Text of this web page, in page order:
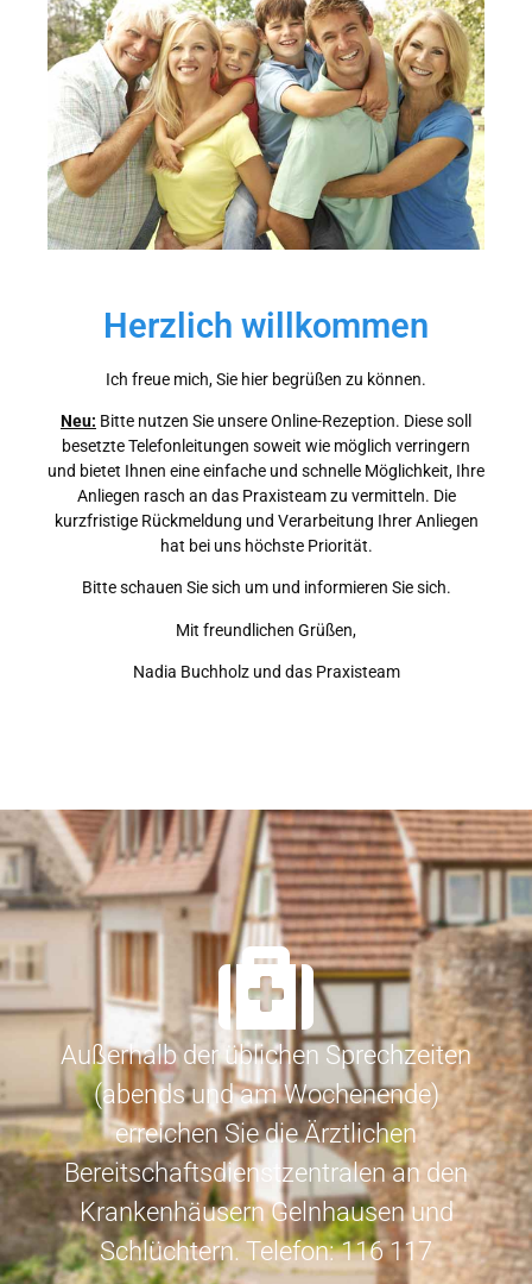
Herzlich willkommen
Ich freue mich, Sie hier begrüßen zu können.
Neu: Bitte nutzen Sie unsere Online-Rezeption. Diese soll
besetzte Telefonleitungen soweit wie möglich verringern
und bietet Ihnen eine einfache und schnelle Möglichkeit, Ihre
Anliegen rasch an das Praxisteam zu vermitteln. Die
kurzfristige Rückmeldung und Verarbeitung Ihrer Anliegen
hat bei uns höchste Priorität.
Bitte schauen Sie sich um und informieren Sie sich.
Mit freundlichen Grüßen,
Nadia Buchholz und das Praxisteam
Außerhalb der üblichen Sprechzeiten
(abends und am Wochenende)
erreichen Sie die Ärztlichen
Bereitschaftsdienstzentralen an den
Krankenhäusern Gelnhausen und
Schlüchtern. Telefon: 116 117